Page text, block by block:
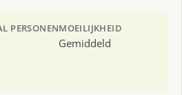
PERSONENMOEILIJKHEID
Gemiddeld